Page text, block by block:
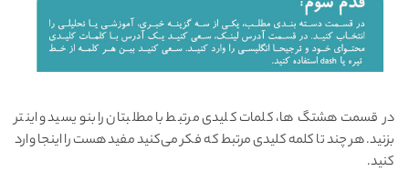
در قسمت هشتگ ها، کلمات کلیدی مرتبط با مطلبتان را بنویسید و اینتر
بزنید. هر چند تا کلمه کلیدی مرتبط که فکر می‌کنید مفید هست را اینجا وارد
کنید.